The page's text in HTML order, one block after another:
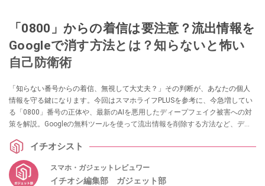
「0800」からの着信は要注意？流出情報を
Googleで消す方法とは？知らないと怖い
自己防衛術
「知らない番号からの着信、無視して大丈夫？」その判断が、あなたの個人
情報を守る鍵になります。今回はスマホライフPLUSを参考に、今急増してい
る「0800」番号の正体や、最新のAIを悪用したディープフェイク被害への対
策を解説。Googleの無料ツールを使って流出情報を削除する方法など、デジ
イチオシスト
スマホ・ガジェットレビュワー
イチオシ編集部 ガジェット部